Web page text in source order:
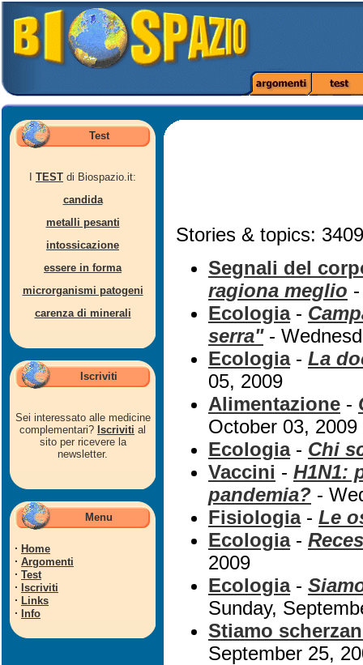
Test
TEST di Biospazio.it:
candida
metalli pesanti
intossicazione
essere in forma
microrganismi patogeni
carenza di minerali
Iscriviti
Sei interessato alle medicine
complementari? Iscriviti al
sito per ricevere la
newsletter.
Menu
· Home
· Argomenti
· Test
· Iscriviti
· Links
· Info
Stories & topics:
Segnali del
ragiona meglio
Ecologia-
serra"-
Ecologia- La
05, 2009
Alimentazione -
October 03, 2009
Ecologia- Chi
Vaccini - H1N1:
pandemia? -
Fisiologia- Le
Ecologia-
2009
Ecologia-
Sunday,
Stiamo
September 25,